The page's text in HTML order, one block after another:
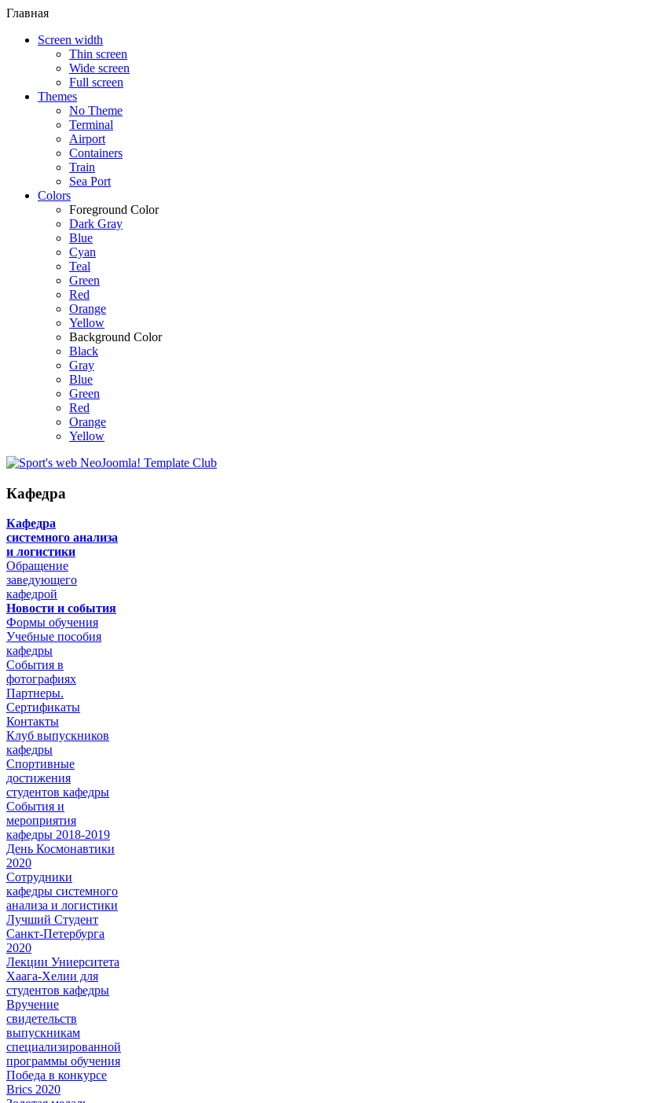
Главная
Screen width
Thin screen
Wide screen
Full screen
Themes
No Theme
Terminal
Airport
Containers
Train
Sea Port
Colors
Foreground Color
Dark Gray
Blue
Cyan
Teal
Green
Red
Orange
Yellow
Background Color
Black
Gray
Blue
Green
Red
Orange
Yellow
Кафедра
Кафедра
системного анализа
и логистики
Обращение
заведующего
кафедрой
Новости и события
Формы обучения
Учебные пособия
кафедры
События в
фотографиях
Партнеры.
Сертификаты
Контакты
Клуб выпускников
кафедры
Спортивные
достижения
студентов кафедры
События и
мероприятия
кафедры 2018-2019
День Космонавтики
2020
Сотрудники
кафедры системного
анализа и логистики
Лучший Студент
Санкт-Петербурга
2020
Лекции Униерситета
Хаага-Хелии для
студентов кафедры
Вручение
свидетельств
выпускникам
специализированной
программы обучения
Победа в конкурсе
Brics 2020